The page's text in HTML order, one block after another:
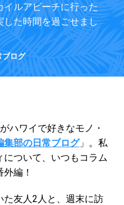
イルアビーチに行った
した時間を過ごせまし
ブログ
ハワイで好きなモノ・
集部の日常ブログ」。私
ついて、いつもコラム
編！
た友人2人と、週末に訪